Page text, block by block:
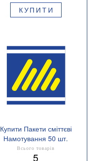
КУПИТИ
Купити Пакети сміттєві
Намотування 50 шт.
Всього товарів
5